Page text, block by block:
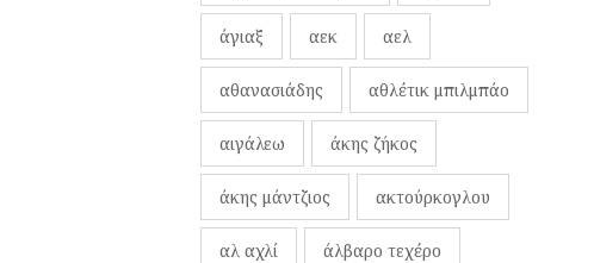
άγιαξ αεκ αελ
αθανασιάδης αθλέτικ μπιλμπάο
αιγάλεω άκης ζήκος
άκης μάντζιος ακτούρκογλου
αλ αχλί άλβαρο τεχέρο